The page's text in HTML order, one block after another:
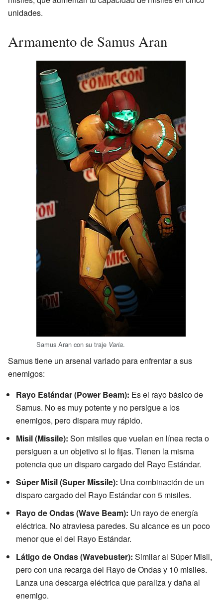
unidades.
Armamento de Samus Aran
Samus Aran con su traje Varia.
Samus tiene un arsenal variado para enfrentar a sus
enemigos:
Rayo Estándar (Power Beam): Es el rayo básico de
Samus. No es muy potente y no persigue a los
enemigos, pero dispara muy rápido.
Misil (Missile): Son misiles que vuelan en línea recta o
persiguen a un objetivo si lo fijas. Tienen la misma
potencia que un disparo cargado del Rayo Estándar.
Súper Misil (Super Missile): Una combinación de un
disparo cargado del Rayo Estándar con 5 misiles.
Rayo de Ondas (Wave Beam): Un rayo de energía
eléctrica. No atraviesa paredes. Su alcance es un poco
menor que el del Rayo Estándar.
Látigo de Ondas (Wavebuster): Similar al Súper Misil,
pero con una recarga del Rayo de Ondas y 10 misiles.
Lanza una descarga eléctrica que paraliza y daña al
enemigo.